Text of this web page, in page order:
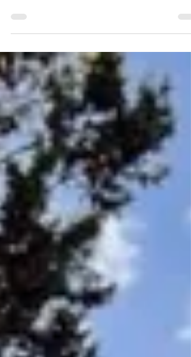
事故が起こりませんように。 この度の災害でお
くなられた方々のご冥福を心よりお祈り申し上げ